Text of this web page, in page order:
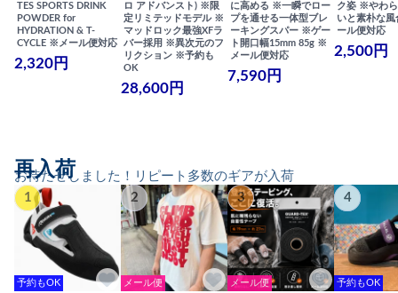
TES SPORTS DRINK
POWDER for
HYDRATION & T-
CYCLE ※メール便対応
2,320円
ロ アドバンスト) ※限
定リミテッドモデル ※
マッドロック最強XFラ
バー採用 ※異次元のフ
リクション ※予約も
OK
28,600円
に高める ※一瞬でロー
プを通せる一体型ブレ
ーキングスパー ※ゲー
ト開口幅15mm 85g ※
メール便対応
7,590円
ク姿 ※やわ
いと素朴な
ール便対応
2,500円
お待たせしました！リピート多数のギアが入荷
再入荷
1
予約もOK
2
メール便
3
メール便
4
予約もOK